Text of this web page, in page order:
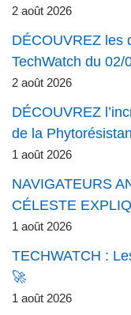
2 août 2026
DÉCOUVREZ les
TechWatch du 02/
2 août 2026
DÉCOUVREZ
de la
1 août 2026
NAVIGATEURS
CÉLESTE
1 août 2026
TECHWATCH :
🚀
1 août 2026